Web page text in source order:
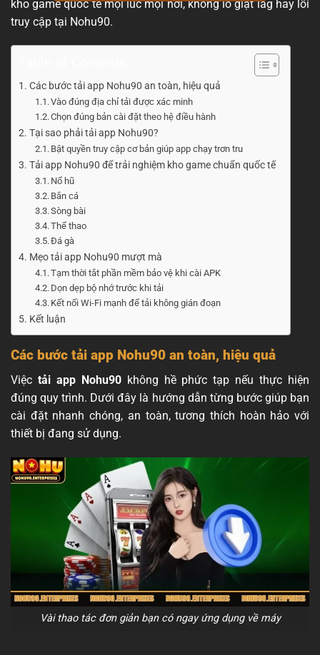
kho game quốc tế mọi lúc mọi nơi, không lo giật lag hay lỗi
truy cập tại Nohu90.
Các bước tải app Nohu90 an toàn, hiệu quả
Vào đúng địa chỉ tải được xác minh
Chọn đúng bản cài đặt theo hệ điều hành
Tại sao phải tải app Nohu90?
Bật quyền truy cập cơ bản giúp app chạy trơn tru
Tải app Nohu90 để trải nghiệm kho game chuẩn quốc tế
Nổ hũ
Bắn cá
Sòng bài
Thể thao
Đá gà
Mẹo tải app Nohu90 mượt mà
Tạm thời tắt phần mềm bảo vệ khi cài APK
Dọn dẹp bộ nhớ trước khi tải
Kết nối Wi-Fi mạnh để tải không gián đoạn
Kết luận
Các bước tải app Nohu90 an toàn, hiệu quả
Việc tải app Nohu90không hề phức tạp nếu thực hiện
đúng quy trình. Dưới đây là hướng dẫn từng bước giúp bạn
cài đặt nhanh chóng, an toàn, tương thích hoàn hảo với
thiết bị đang sử dụng.
Vài thao tác đơn giản bạn có ngay ứng dụng về máy